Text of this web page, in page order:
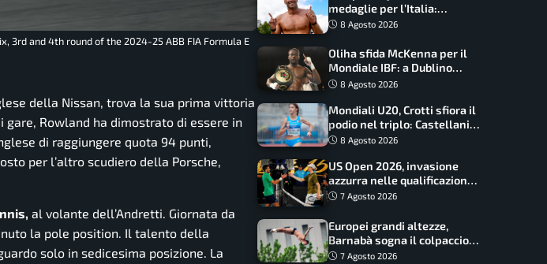
3rd and 4th round of the 2024-25 ABB FIA Formula E
della Nissan, trova la sua prima vittoria
Rowland ha dimostrato di essere in
di raggiungere quota 94 punti,
per l’altro scudiero della Porsche,
al volante dell’Andretti. Giornata da
la pole position. Il talento della
solo in sedicesima posizione. La
medaglie per l’Italia:
Paltrinieri guida la staffetta,
grandi altezze
8 Agosto 2026
Oliha sfida McKenna per il
Mondiale IBF: a Dublino
serve l’impresa nella tana
8 Agosto 2026
Mondiali U20, Crotti sfiora il
podio nel triplo: Castellani
da record, Succo in finale
8 Agosto 2026
US Open 2026, invasione
azzurra nelle qualificazioni:
17 italiani a caccia del main
7 Agosto 2026
Europei grandi altezze,
Barnabà sogna il colpaccio:
è leader a metà gara, Baraldi
7 Agosto 2026